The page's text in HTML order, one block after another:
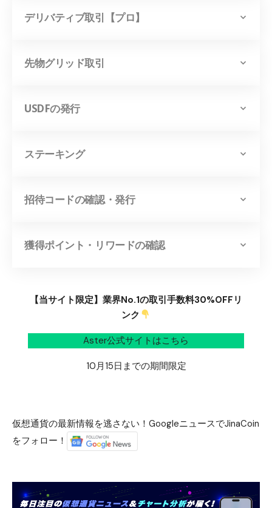
デリバティブ取引【プロ】
先物グリッド取引
USDFの発行
ステーキング
招待コードの確認・発行
獲得ポイント・リワードの確認
【当サイト限定】業界No.1の取引手数料30%OFFリ
ンク
Aster公式サイトはこちら
10月15日までの期間限定
仮想通貨の最新情報を逃さない！GoogleニュースでJinaCoin
をフォロー！